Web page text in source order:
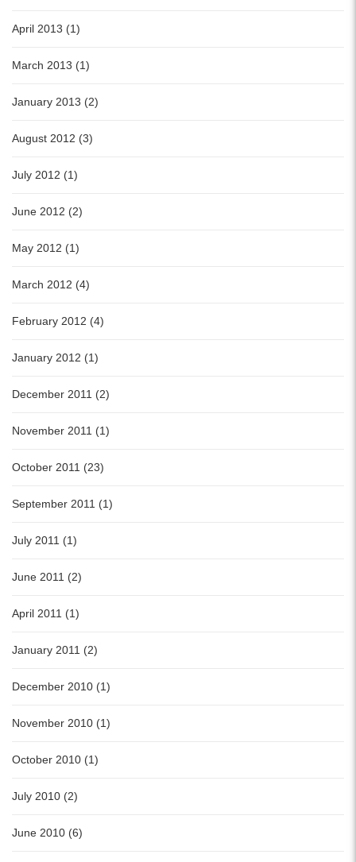
April 2013 (1)
March 2013 (1)
January 2013 (2)
August 2012 (3)
July 2012 (1)
June 2012 (2)
May 2012 (1)
March 2012 (4)
February 2012 (4)
January 2012 (1)
December 2011 (2)
November 2011 (1)
October 2011 (23)
September 2011 (1)
July 2011 (1)
June 2011 (2)
April 2011 (1)
January 2011 (2)
December 2010 (1)
November 2010 (1)
October 2010 (1)
July 2010 (2)
June 2010 (6)